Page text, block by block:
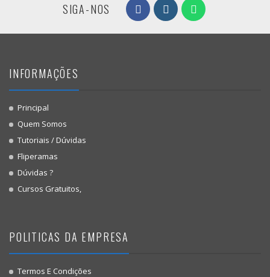
SIGA-NOS
INFORMAÇÕES
Principal
Quem Somos
Tutoriais / Dúvidas
Fliperamas
Dúvidas ?
Cursos Gratuitos,
POLITICAS DA EMPRESA
Termos E Condições